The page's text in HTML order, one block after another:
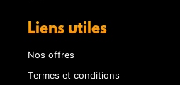
Liens utiles
Nos offres
Termes et conditions